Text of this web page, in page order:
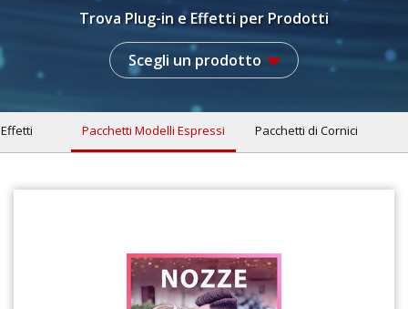
Trova Plug-in e Effetti per Prodotti
Scegli un prodotto
Pacchetti Modelli Espressi Pacchetti di Cornici